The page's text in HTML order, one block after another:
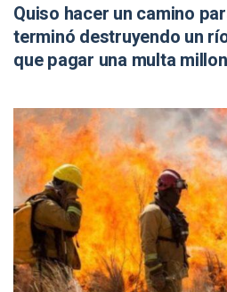
Quiso hacer un camino
terminó destruyendo un
que pagar una multa